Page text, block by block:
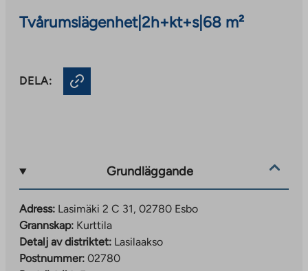
Tvårumslägenhet|2h+kt+s| 68 m²
DELA:
Grundläggande
Adress: Lasimäki 2 C 31, 02780 Esbo
Grannskap: Kurttila
Detalj av distriktet: Lasilaakso
Postnummer: 02780